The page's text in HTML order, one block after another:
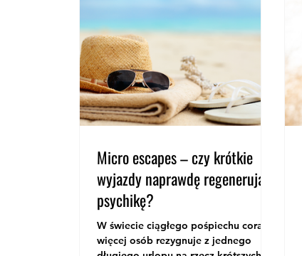
Micro escapes – czy krótkie
wyjazdy naprawdę regenerują
psychikę?
W świecie ciągłego pośpiechu coraz
więcej osób rezygnuje z jednego